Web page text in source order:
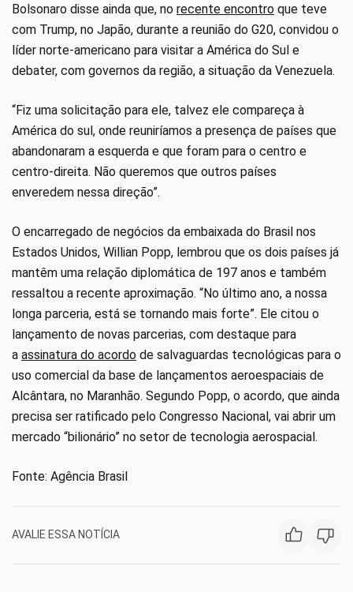
Bolsonaro disse ainda que, no recente encontro que teve
com Trump, no Japão, durante a reunião do G20, convidou o
líder norte-americano para visitar a América do Sul e
debater, com governos da região, a situação da Venezuela.
“Fiz uma solicitação para ele, talvez ele compareça à
América do sul, onde reuniríamos a presença de países que
abandonaram a esquerda e que foram para o centro e
centro-direita. Não queremos que outros países
enveredem nessa direção”.
O encarregado de negócios da embaixada do Brasil nos
Estados Unidos, Willian Popp, lembrou que os dois países já
mantêm uma relação diplomática de 197 anos e também
ressaltou a recente aproximação. “No último ano, a nossa
longa parceria, está se tornando mais forte”. Ele citou o
lançamento de novas parcerias, com destaque para
a assinatura do acordo de salvaguardas tecnológicas para o
uso comercial da base de lançamentos aeroespaciais de
Alcântara, no Maranhão. Segundo Popp, o acordo, que ainda
precisa ser ratificado pelo Congresso Nacional, vai abrir um
mercado “bilionário” no setor de tecnologia aerospacial.
Fonte: Agência Brasil
AVALIE ESSA NOTÍCIA